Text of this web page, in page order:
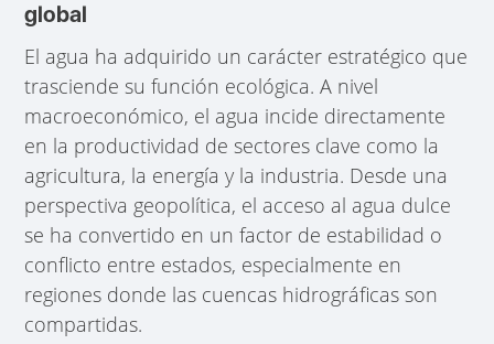
global
El agua ha adquirido un carácter estratégico que
trasciende su función ecológica. A nivel
macroeconómico, el agua incide directamente
en la productividad de sectores clave como la
agricultura, la energía y la industria. Desde una
perspectiva geopolítica, el acceso al agua dulce
se ha convertido en un factor de estabilidad o
conflicto entre estados, especialmente en
regiones donde las cuencas hidrográficas son
compartidas.